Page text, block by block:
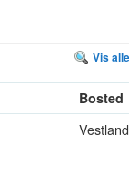
Vis
Bosted
Vestland